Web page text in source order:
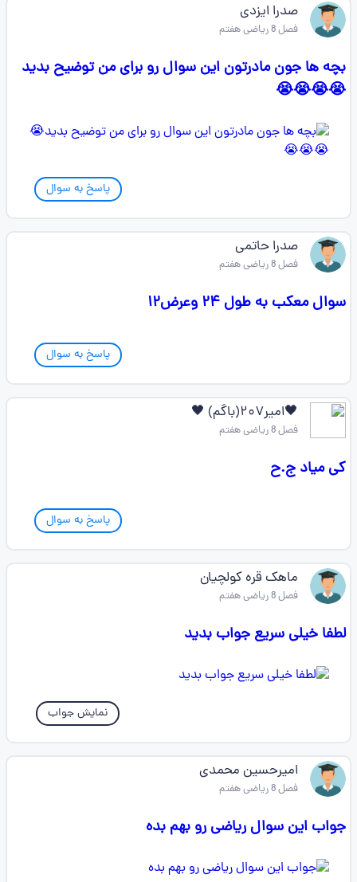
صدرا ایزدی
فصل 8 ریاضی هفتم
بچه ها جون مادرتون این سوال رو برای من توضیح بدید
😭😭😭😭
پاسخ به سوال
صدرا حاتمی
فصل 8 ریاضی هفتم
سوال معکب به طول ۲۴ وعرض۱۲
پاسخ به سوال
🖤امیر۲۰۷(باگم) 🖤
فصل 8 ریاضی هفتم
کی میاد ج.ح
پاسخ به سوال
ماهک قره کولچیان
فصل 8 ریاضی هفتم
لطفا خیلی سریع جواب بدید
نمایش جواب
امیرحسین محمدی
فصل 8 ریاضی هفتم
جواب این سوال ریاضی رو بهم بده